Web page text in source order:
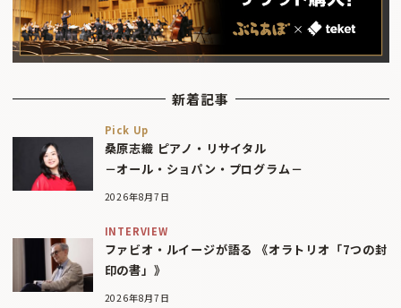
新着記事
Pick Up
桑原志織 ピアノ・リサイタル
－オール・ショパン・プログラム－
2026年8月7日
INTERVIEW
ファビオ・ルイージが語る 《オラトリオ「7つの封
印の書」》
2026年8月7日